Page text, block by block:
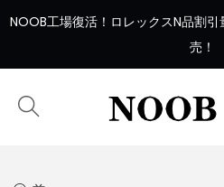
NOOB工場復活 ！ ロレックスN品割
売！